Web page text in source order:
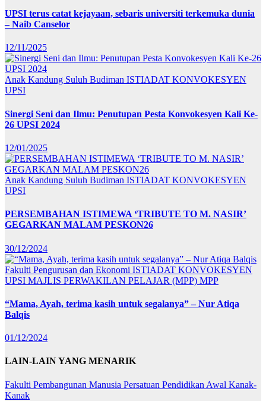
UPSI terus catat kejayaan, sebaris universiti terkemuka dunia
– Naib Canselor
12/11/2025
Anak Kandung Suluh Budiman ISTIADAT KONVOKESYEN
UPSI
Sinergi Seni dan Ilmu: Penutupan Pesta Konvokesyen Kali Ke-
26 UPSI 2024
12/01/2025
Anak Kandung Suluh Budiman ISTIADAT KONVOKESYEN
UPSI
PERSEMBAHAN ISTIMEWA ‘TRIBUTE TO M. NASIR’
GEGARKAN MALAM PESKON26
30/12/2024
Fakulti Pengurusan dan Ekonomi ISTIADAT KONVOKESYEN
UPSI MAJLIS PERWAKILAN PELAJAR (MPP) MPP
“Mama, Ayah, terima kasih untuk segalanya” – Nur Atiqa
Balqis
01/12/2024
LAIN-LAIN YANG MENARIK
Fakulti Pembangunan Manusia Persatuan Pendidikan Awal Kanak-
Kanak